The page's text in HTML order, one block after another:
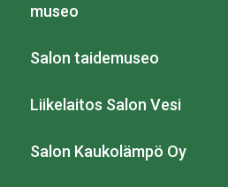
museo
Salon taidemuseo
Liikelaitos Salon Vesi
Salon Kaukolämpö Oy